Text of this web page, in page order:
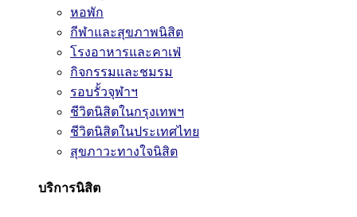
หอพัก
กีฬาและสุขภาพนิสิต
โรงอาหารและคาเฟ่
กิจกรรมและชมรม
รอบรั้วจุฬาฯ
ชีวิตนิสิตในกรุงเทพฯ
ชีวิตนิสิตในประเทศไทย
สุขภาวะทางใจนิสิต
บริการนิสิต